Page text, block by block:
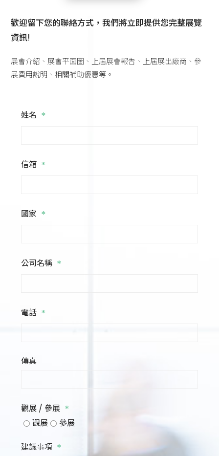
歡迎留下您的聯絡方式，我們將立即提供您完整展覽
資訊!
展會介紹、展會平面圖、上屆展會報告、上屆展出廠商、參
展費用說明、相關補助優惠等。
姓名 *
信箱 *
國家 *
公司名稱 *
電話 *
傳真
觀展 / 參展 *
觀展 參展
建議事項 *